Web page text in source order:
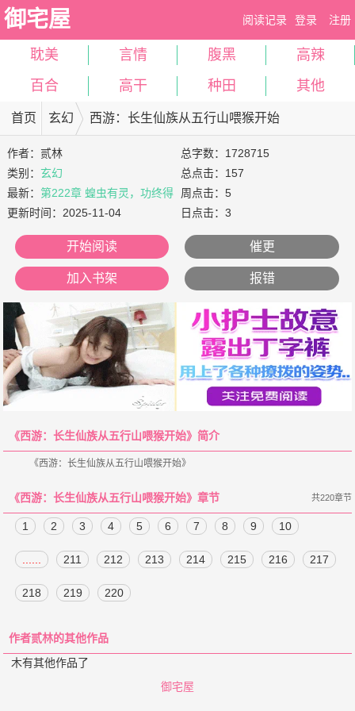
御宅屋 阅读记录 登录 注册
耽美 言情 腹黑
高辣
百合
高干 种田 其他
首页 玄幻 西游：长生仙族从五行山喂猴开始
作者： 贰林
类别：玄幻
最新： 第222章 蝗虫有灵，功终得
赏
更新时间： 2025-11-04
总字数：1728715
总点击：157
周点击：5
日点击：3
开始阅读 催更
加入书架 报错
《西游：长生仙族从五行山喂猴开始》简介
《西游：长生仙族从五行山喂猴开始》章节 共220章节
1 2 3 4 5 6 7 8 9 10
...... 211 212 213 214 215 216 217
218 219 220
作者贰林的其他作品
木有其他作品了
御宅屋